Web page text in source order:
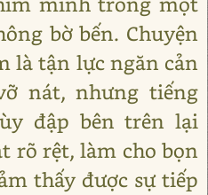
bờ bến. Chuyện
là tận lực ngăn cản
nát, nhưng tiếng
đập bên trên lại
rõ rệt, làm cho bọn
thấy được sự tiếp